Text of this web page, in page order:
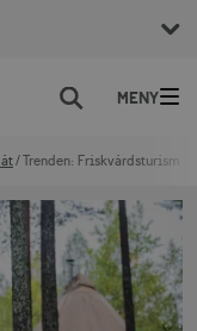
Sök
Trenden: Friskvårdsturism